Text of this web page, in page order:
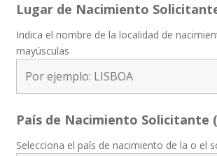
Lugar de Nacimiento
Indica el nombre de la localidad de
mayúsculas
País de Nacimiento Solicitante
Selecciona el país de nacimiento de la o el